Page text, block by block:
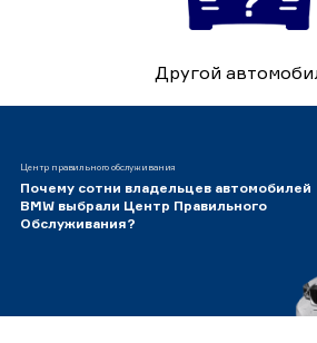
Другой
Центр правильного обслуживания
Почему сотни владельцев автомобилей
BMW выбрали Центр Правильного
Обслуживания?